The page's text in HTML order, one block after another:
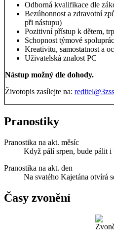
Odborná kvalifikace dle
Bezúhonnost a zdravotní
při nástupu)
Pozitivní přístup k dětem,
Schopnost týmové
Kreativitu, samostatnost a
Uživatelská znalost PC
Nástup možný dle dohody.
Životopis zasílejte na:
Pranostiky
Pranostika na akt. měsíc
Když pálí srpen, bude pálit i
Pranostika na akt. den
Na svatého Kajetána otvírá
Časy zvonění